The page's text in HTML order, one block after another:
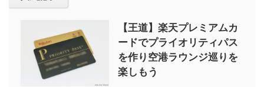
【王道】楽天プレミアムカ
ードでプライオリティパス
を作り空港ラウンジ巡りを
楽しもう